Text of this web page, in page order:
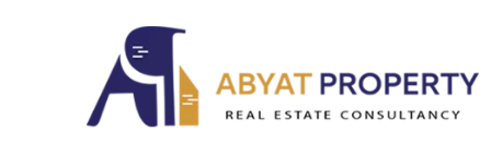
المحتوى